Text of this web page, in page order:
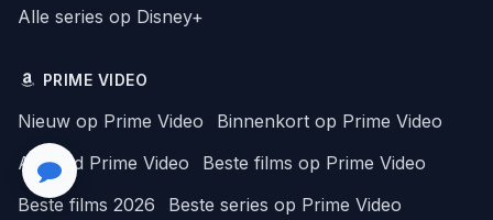
Alle series op Disney+
PRIME VIDEO
Nieuw op Prime Video
Binnenkort op Prime Video
Aanbod Prime Video
Beste films op Prime Video
Beste films 2026
Beste series op Prime Video